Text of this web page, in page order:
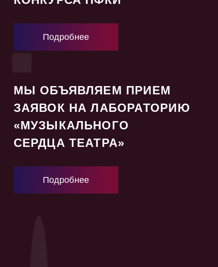
Подробнее
МЫ ОБЪЯВЛЯЕМ ПРИЕМ
ЗАЯВОК НА ЛАБОРАТОРИЮ
«МУЗЫКАЛЬНОГО
СЕРДЦА ТЕАТРА»
Подробнее